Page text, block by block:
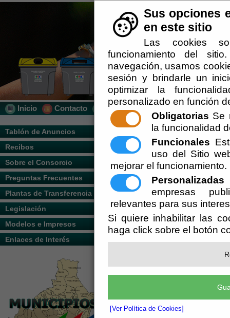
Sus opciones
en este sitio
Las cookies
funcionamiento del
navegación, usamos
sesión y brindarle un
optimizar la
personalizado en función
Obligatorias Se
la funcionalidad
Funcionales
uso del Sitio
mejorar el funcionamiento.
Personalizadas
empresas
relevantes para sus
Si quiere inhabilitar las
haga click sobre el botón
[Ver Política de Cookies]
Inicio Contacto Localización
Tablón de Anuncios
Recibos
Sobre el Consorcio
Preguntas Frecuentes
Plantas de Transferencia
Legislación
Modelos e Impresos
Enlaces de Interés
Usted se encuentra aquí:Inicio //
Escuchar
Descripción del Servicio